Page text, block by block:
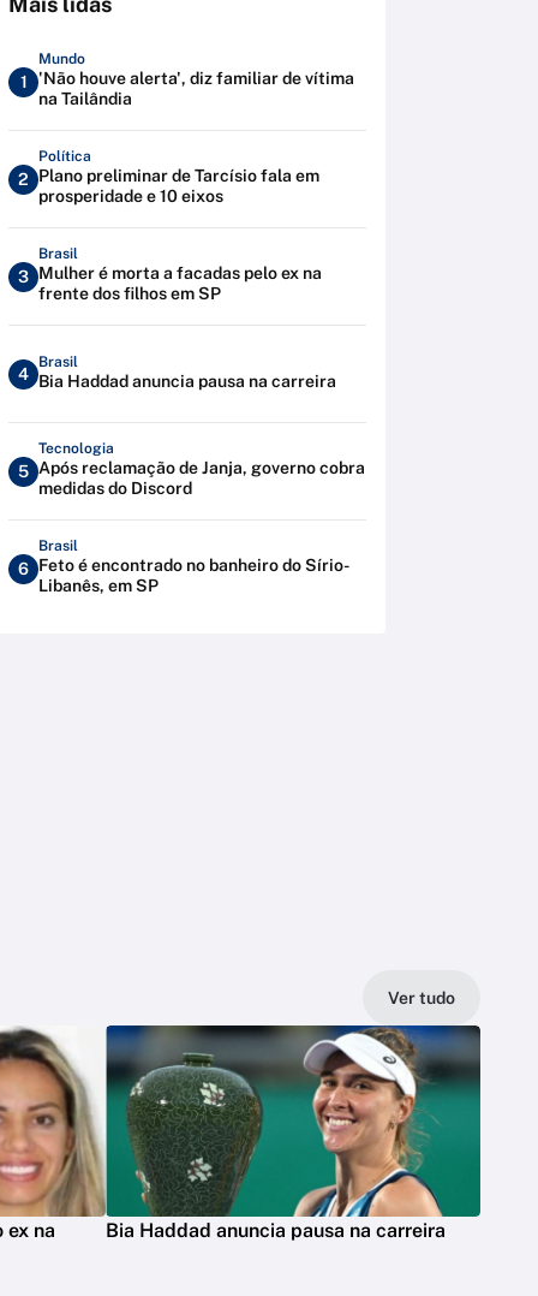
1
Mundo
'Não houve alerta', diz familiar de vítima
na Tailândia
2
Política
Plano preliminar de Tarcísio fala em
prosperidade e 10 eixos
3
Brasil
Mulher é morta a facadas pelo ex na
frente dos filhos em SP
4
Brasil
Bia Haddad anuncia pausa na carreira
5
Tecnologia
Após reclamação de Janja, governo cobra
medidas do Discord
6
Brasil
Feto é encontrado no banheiro do Sírio-
Libanês, em SP
Ver tudo
ex na
Bia Haddad anuncia pausa na carreira